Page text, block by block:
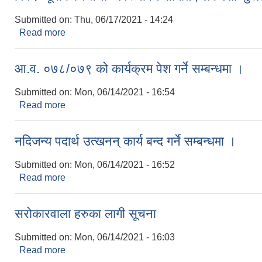
Submitted on: Thu, 06/17/2021 - 14:24
Read more
आ.व. ०७८/०७९ को कार्यक्रम पेश गर्ने सम्बन्धमा ।
Submitted on: Mon, 06/14/2021 - 16:54
Read more
नदिजन्य पदार्थ उत्खनन् कार्य बन्द गर्ने सम्बन्धमा ।
Submitted on: Mon, 06/14/2021 - 16:52
Read more
सरोकारवाला हरुका लागी सूचना
Submitted on: Mon, 06/14/2021 - 16:03
Read more